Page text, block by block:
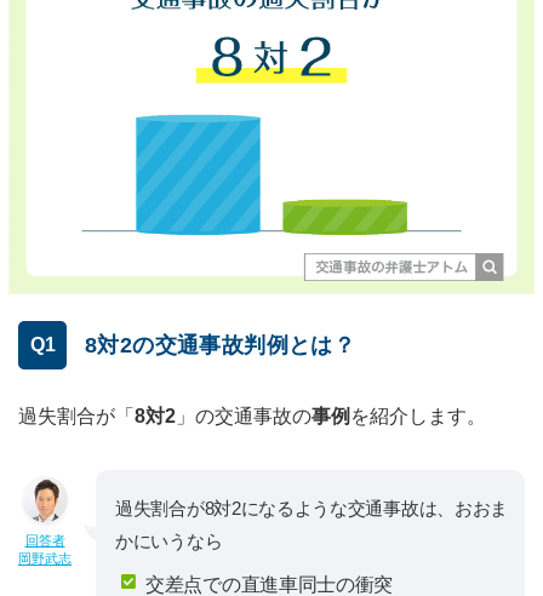
Q1 8対2の交通事故判例とは？
過失割合が「 8対2 」の交通事故の事例 を紹介します。
回答者
岡野武志
過失割合が8対2になるような交通事故は、おおま
かにいうなら
交差点での直進車同士の衝突